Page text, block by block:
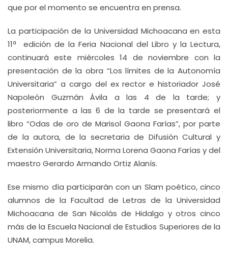
que por el momento se encuentra en prensa.
La participación de la Universidad Michoacana en esta
11ª edición de la Feria Nacional del Libro y la Lectura,
continuará este miércoles 14 de noviembre con la
presentación de la obra “Los límites de la Autonomía
Universitaria” a cargo del ex rector e historiador José
Napoleón Guzmán Ávila a las 4 de la tarde; y
posteriormente a las 6 de la tarde se presentará el
libro “Odas de oro de Marisol Gaona Farías”, por parte
de la autora, de la secretaria de Difusión Cultural y
Extensión Universitaria, Norma Lorena Gaona Farías y del
maestro Gerardo Armando Ortiz Alanís.
Ese mismo día participarán con un Slam poético, cinco
alumnos de la Facultad de Letras de la Universidad
Michoacana de San Nicolás de Hidalgo y otros cinco
más de la Escuela Nacional de Estudios Superiores de la
UNAM, campus Morelia.